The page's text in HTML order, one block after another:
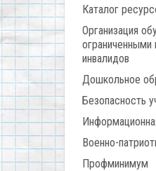
Каталог
Организация
инвалидов
Дошкольное
Безопасность
Военно-
Профминимум